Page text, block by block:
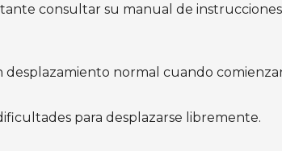
consultar su manual de
normal cuando
para desplazarse libremente.